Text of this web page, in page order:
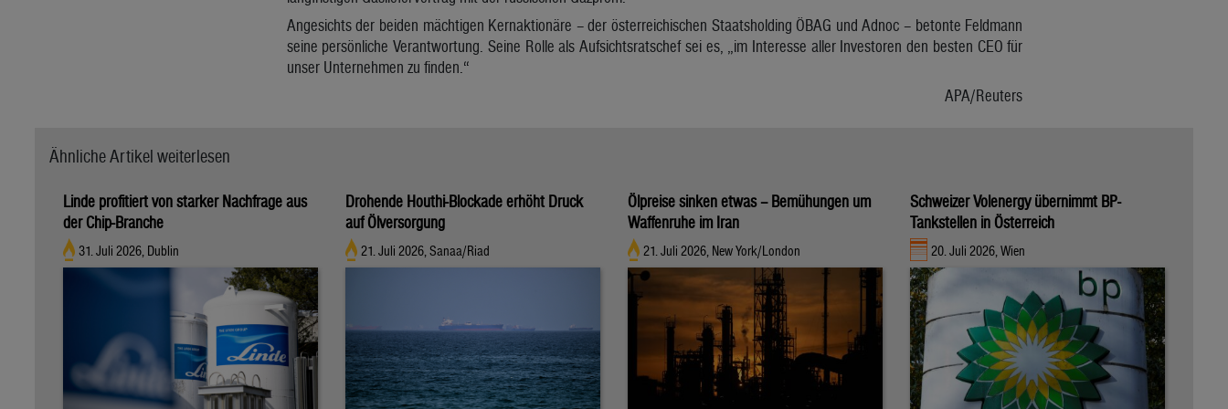
Angesichts der beiden mächtigen Kernaktionäre – der österreichischen Staatsholding ÖBAG und Adnoc – betonte Feldmann
seine persönliche Verantwortung. Seine Rolle als Aufsichtsratschef sei es, „im Interesse aller Investoren den besten CEO für
unser Unternehmen zu finden.“
APA/Reuters
Ähnliche Artikel weiterlesen
Linde profitiert von starker Nachfrage aus
der Chip-Branche
31. Juli 2026, Dublin
Drohende Houthi-Blockade erhöht Druck
auf Ölversorgung
21. Juli 2026, Sanaa/Riad
Ölpreise sinken etwas – Bemühungen um
Waffenruhe im Iran
21. Juli 2026, New York/London
Schweizer Volenergy übernimmt BP-
Tankstellen in Österreich
20. Juli 2026, Wien